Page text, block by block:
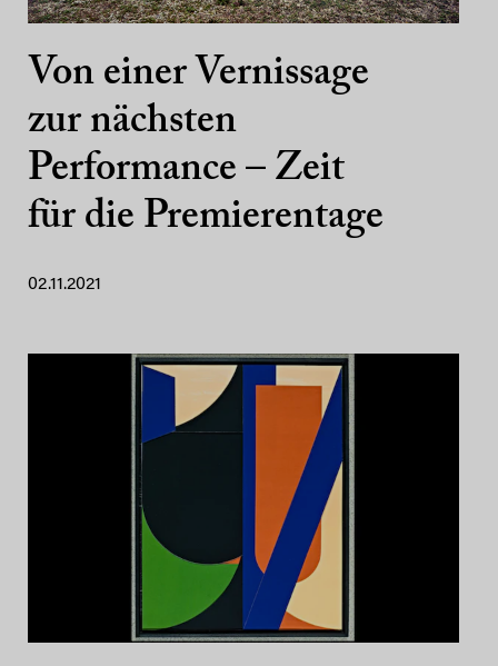
Von einer Vernissage
zur nächsten
Performance – Zeit
für die Premierentage
02.11.2021